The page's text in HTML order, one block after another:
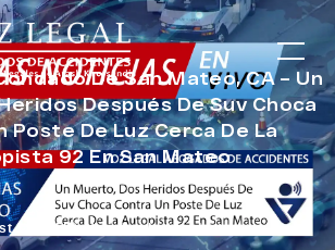
De San Mateo, CA – Un
Después De Suv Choca
Poste De Luz Cerca De La
92 En San Mateo
1, 2025 Noticias de Accidentes